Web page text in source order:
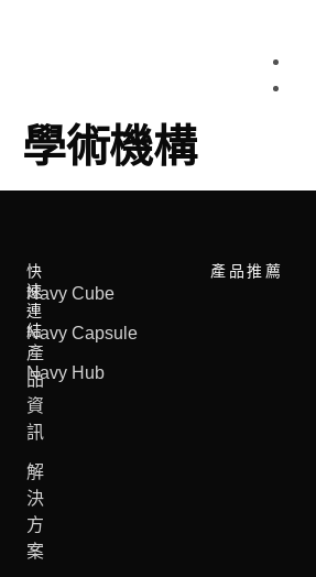
學術機構
快
速
連
結
產
品
資
訊
解
決
方
案
產品推薦
Navy Cube​
Navy Capsule​
Navy Hub